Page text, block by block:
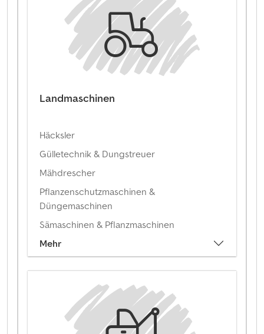
Landmaschinen
Häcksler
Gülletechnik & Dungstreuer
Mähdrescher
Pflanzenschutzmaschinen &
Düngemaschinen
Sämaschinen & Pflanzmaschinen
Mehr